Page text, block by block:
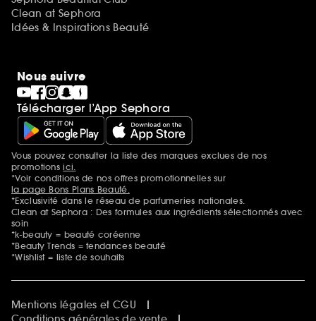
Clean at Sephora
Idées & Inspirations Beauté
Nous suivre
Télécharger l’App Sephora
Mentions additionnelles
Vous pouvez consulter la liste des marques exclues de nos
promotionsici.
*Voir conditions de nos offres promotionnelles sur
la page Bons Plans Beauté.
*Exclusivité dans le réseau de parfumeries nationales.
Clean at Sephora : Des formules aux ingrédients sélectionnés avec
soin
*k-beauty = beauté coréenne
*Beauty Trends = tendances beauté
*Wishlist = liste de souhaits
Mentions légales et CGU